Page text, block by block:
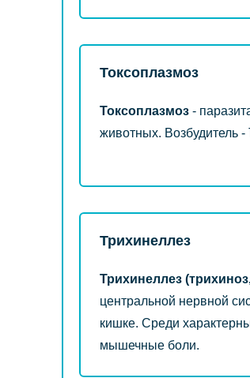
Токсоплазмоз
Токсоплазмоз -
животных. Возбудитель
Трихинеллез
Трихинеллез
центральной нервной
кишке. Среди
мышечные боли.